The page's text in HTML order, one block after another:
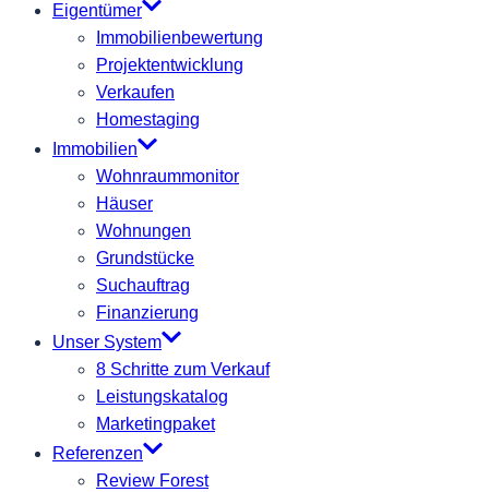
Eigentümer
Immobilienbewertung
Projektentwicklung
Verkaufen
Homestaging
Immobilien
Wohnraummonitor
Häuser
Wohnungen
Grundstücke
Suchauftrag
Finanzierung
Unser System
8 Schritte zum Verkauf
Leistungskatalog
Marketingpaket
Referenzen
Review Forest